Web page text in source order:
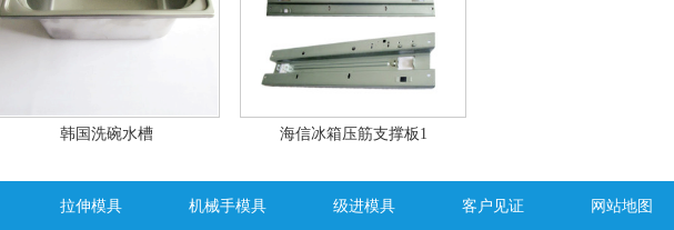
韩国洗碗水槽 海信冰箱压筋支撑板1
拉伸模具 机械手模具 级进模具 客户见证 网站地图